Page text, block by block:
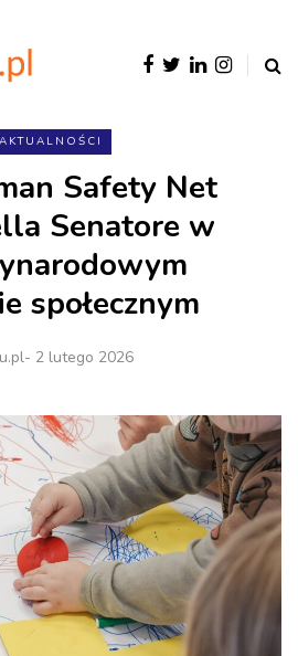
AKTUALNOŚCI
Safety Net
Senatore w
społecznym
- 2 lutego 2026